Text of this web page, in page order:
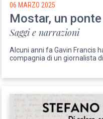
06 MARZO 2025
Mostar, un
Saggi e narrazioni
Alcuni anni fa Gavin Francis
compagnia di un giornalista